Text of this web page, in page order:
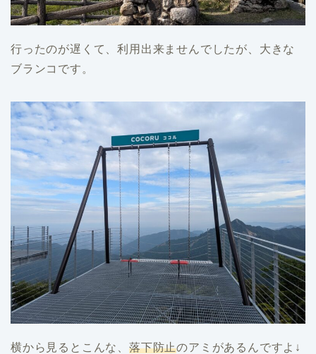
行ったのが遅くて、利用出来ませんでしたが、大きな
ブランコです。
横から見るとこんな、 落下防止のアミがあるんですよ↓